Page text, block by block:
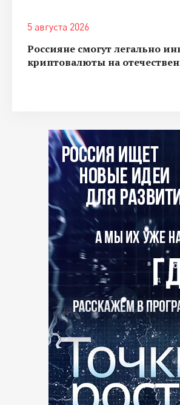
5 августа 2026
Россияне смогут легально
криптовалюты на